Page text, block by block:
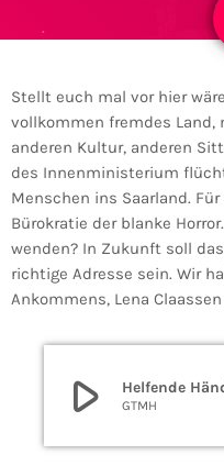
Stellt euch mal vor hier
vollkommen fremdes Land,
anderen Kultur, anderen
des Innenministerium
Menschen ins Saarland.
Bürokratie der blanke
wenden? In Zukunft soll
richtige Adresse sein. Wir
Ankommens, Lena
play_arrow GTMH